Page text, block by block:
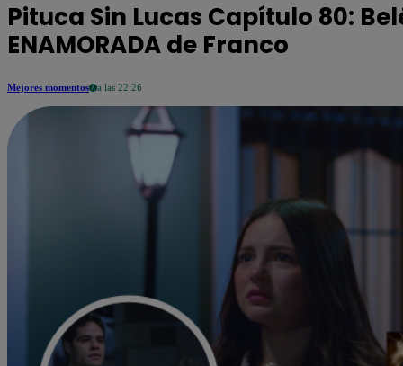
Pituca Sin Lucas Capítulo 80:
ENAMORADA de Franco
Mejores momentos a las 22:26